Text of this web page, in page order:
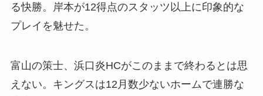
る快勝。岸本が12得点のスタッツ以上に印象的な
プレイを魅せた。
富山の策士、浜口炎HCがこのままで終わるとは思
えない。キングスは12月数少ないホームで連勝な